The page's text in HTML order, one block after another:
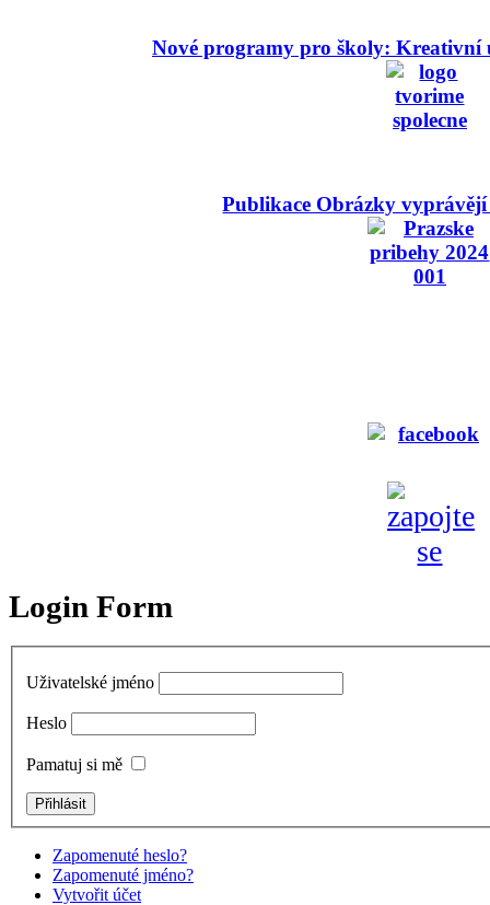
Nové programy pro školy: Kreativní
Publikace Obrázky
Login Form
Uživatelské jméno
Heslo
Pamatuj si mě
Zapomenuté heslo?
Zapomenuté jméno?
Vytvořit účet